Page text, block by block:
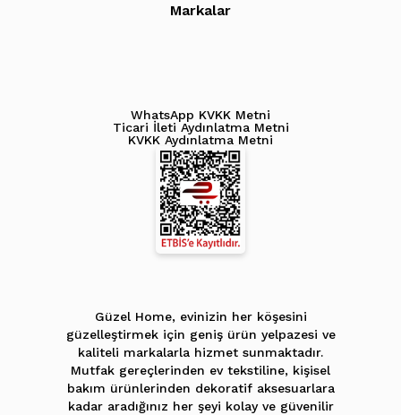
Markalar
KVKK Aydınlatma Metni
Ticari İleti Aydınlatma Metni
WhatsApp KVKK Metni
Güzel Home, evinizin her köşesini
güzelleştirmek için geniş ürün yelpazesi ve
kaliteli markalarla hizmet sunmaktadır.
Mutfak gereçlerinden ev tekstiline, kişisel
bakım ürünlerinden dekoratif aksesuarlara
kadar aradığınız her şeyi kolay ve güvenilir